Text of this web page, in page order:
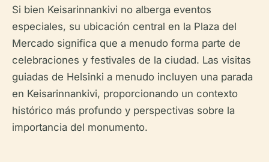
Si bien Keisarinnankivi no alberga eventos
especiales, su ubicación central en la Plaza del
Mercado significa que a menudo forma parte de
celebraciones y festivales de la ciudad. Las visitas
guiadas de Helsinki a menudo incluyen una parada
en Keisarinnankivi, proporcionando un contexto
histórico más profundo y perspectivas sobre la
importancia del monumento.